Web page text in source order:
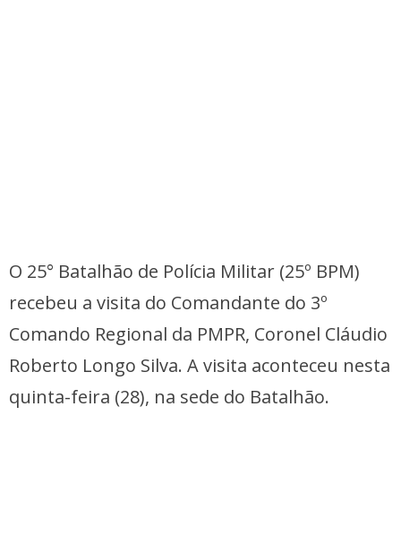
O 25° Batalhão de Polícia Militar (25º BPM)
recebeu a visita do Comandante do 3º
Comando Regional da PMPR, Coronel Cláudio
Roberto Longo Silva. A visita aconteceu nesta
quinta-feira (28), na sede do Batalhão.